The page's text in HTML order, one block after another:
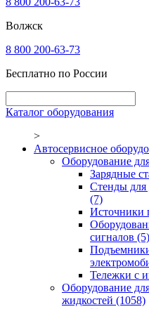
Волжск
8 800 200-63-73
Бесплатно по России
Каталог оборудования
>
Автосервисное
Оборудование
Зарядные
Стенды для
(7)
Источники
сигналов (5)
Тележки с
Оборудование
жидкостей (1058)